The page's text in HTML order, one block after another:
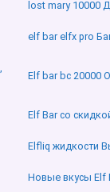
lost mary 10000
elf bar elfx pro
Elf bar bc 20000
Elf Bar со
Elfliq жидкости
Новые вкусы Elf